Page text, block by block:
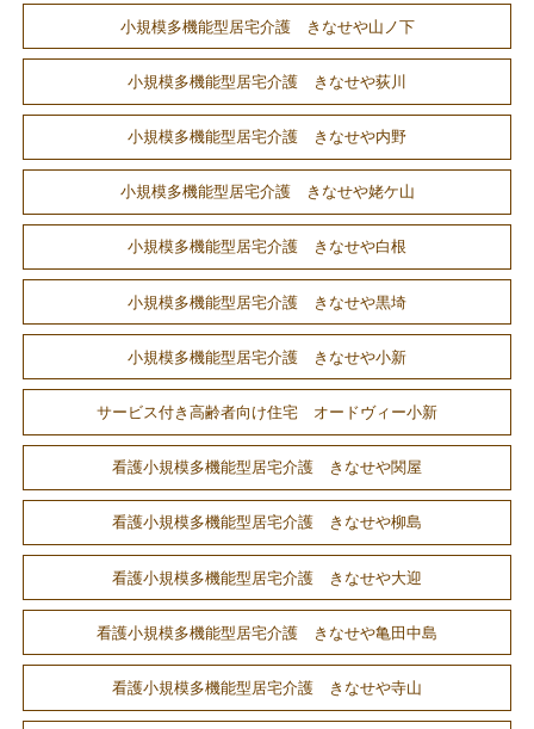
小規模多機能型居宅介護 きなせや山ノ下
小規模多機能型居宅介護 きなせや荻川
小規模多機能型居宅介護 きなせや内野
小規模多機能型居宅介護 きなせや姥ケ山
小規模多機能型居宅介護 きなせや白根
小規模多機能型居宅介護 きなせや黒埼
小規模多機能型居宅介護 きなせや小新
サービス付き高齢者向け住宅 オードヴィー小新
看護小規模多機能型居宅介護 きなせや関屋
看護小規模多機能型居宅介護 きなせや柳島
看護小規模多機能型居宅介護 きなせや大迎
看護小規模多機能型居宅介護 きなせや亀田中島
看護小規模多機能型居宅介護 きなせや寺山